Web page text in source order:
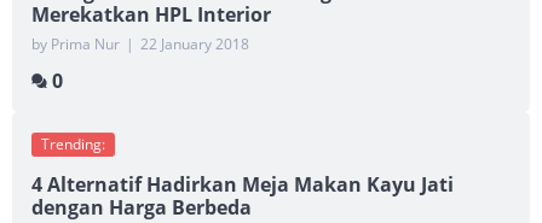
Merekatkan HPL Interior
by Prima Nur | 22 January 2018
0
Trending:
4 Alternatif Hadirkan Meja Makan Kayu Jati
dengan Harga Berbeda